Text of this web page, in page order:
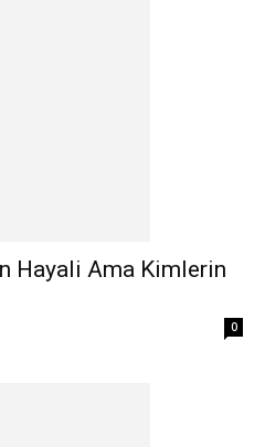
Hayali Ama Kimlerin
0